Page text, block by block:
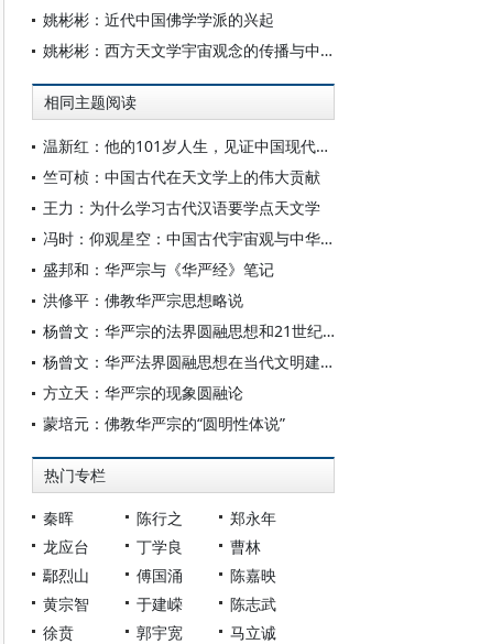
姚彬彬：近代中国佛学学派的兴起
姚彬彬：西方天文学宇宙观念的传播与中国近代华严哲学
相同主题阅读
温新红：他的101岁人生，见证中国现代天文学研究的起步
竺可桢：中国古代在天文学上的伟大贡献
王力：为什么学习古代汉语要学点天文学
冯时：仰观星空：中国古代宇宙观与中华文明的滥觞
盛邦和：华严宗与《华严经》笔记
洪修平：佛教华严宗思想略说
杨曾文：华严宗的法界圆融思想和21世纪的文明
杨曾文：华严法界圆融思想在当代文明建设中的意义
方立天：华严宗的现象圆融论
蒙培元：佛教华严宗的“圆明性体说”
热门专栏
秦晖 陈行之
郑永年
龙应台
丁学良
曹林
鄢烈山
傅国涌
陈嘉映
黄宗智
于建嵘
陈志武
徐贲
郭宇宽
马立诚